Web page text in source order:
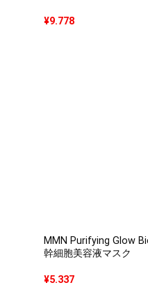
¥9.778
MMN Purifying Glow
幹細胞美容液マスク
¥5.337